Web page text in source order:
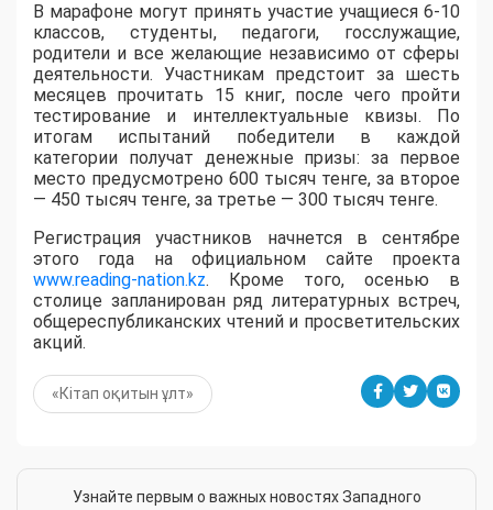
В марафоне могут принять участие учащиеся 6-10
классов, студенты, педагоги, госслужащие,
родители и все желающие независимо от сферы
деятельности. Участникам предстоит за шесть
месяцев прочитать 15 книг, после чего пройти
тестирование и интеллектуальные квизы. По
итогам испытаний победители в каждой
категории получат денежные призы: за первое
место предусмотрено 600 тысяч тенге, за второе
— 450 тысяч тенге, за третье — 300 тысяч тенге.
Регистрация участников начнется в сентябре
этого года на официальном сайте проекта
www.reading-nation.kz. Кроме того, осенью в
столице запланирован ряд литературных встреч,
общереспубликанских чтений и просветительских
акций.
«Кітап оқитын ұлт»
Узнайте первым о важных новостях Западного